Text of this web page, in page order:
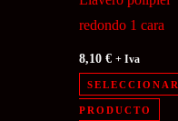
redondo 1 cara
8,10€ + Iva
SELECCIONAR
PRODUCTO